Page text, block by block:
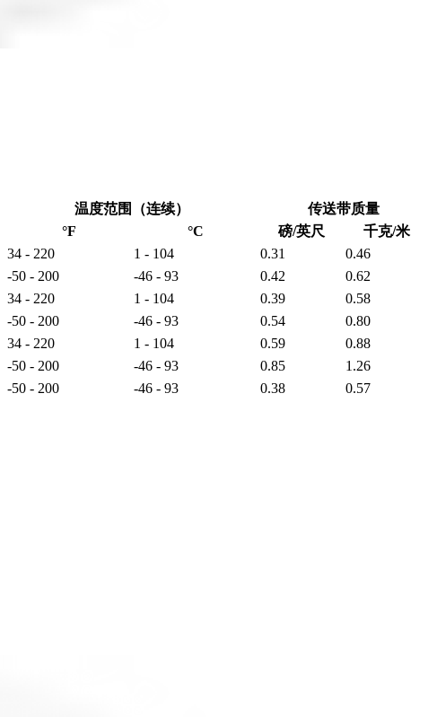
温度范围（连续）
传送带质量
°F °C 磅/英尺
千克/米
34 - 220 1 - 104 0.31
0.46
-50 - 200 -46 - 93 0.42
0.62
34 - 220 1 - 104 0.39
0.58
-50 - 200 -46 - 93 0.54
0.80
34 - 220 1 - 104 0.59
0.88
-50 - 200 -46 - 93 0.85
1.26
-50 - 200 -46 - 93 0.38 0.57